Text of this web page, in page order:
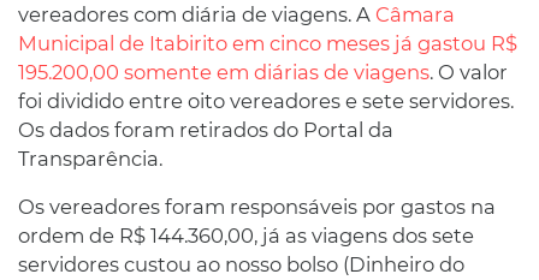
vereadores com diária de viagens. A Câmara
Municipal de Itabirito em cinco meses já gastou R$
195.200,00 somente em diárias de viagens. O valor
foi dividido entre oito vereadores e sete servidores.
Os dados foram retirados do Portal da
Transparência.
Os vereadores foram responsáveis por gastos na
ordem de R$ 144.360,00, já as viagens dos sete
servidores custou ao nosso bolso (Dinheiro do